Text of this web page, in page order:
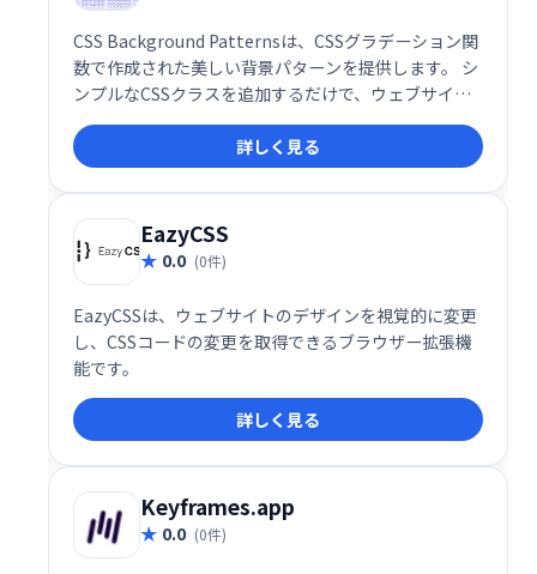
CSS Background Patternsは、CSSグラデーション関
数で作成された美しい背景パターンを提供します。 シ
ンプルなCSSクラスを追加するだけで、ウェブサイト
やアプリケーションの背景を簡単に、そして魅力的に
演出できます。洗練されたデザインで、あなたのプロ
ジェクトをワンランクアップさせましょう。
詳しく見る
EazyCSS
0.0 (0件)
EazyCSSは、ウェブサイトのデザインを視覚的に変更
し、CSSコードの変更を取得できるブラウザー拡張機
能です。
詳しく見る
Keyframes.app
0.0 (0件)